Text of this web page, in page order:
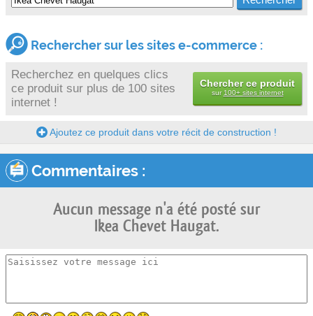
Rechercher sur les sites e-commerce :
Recherchez en quelques clics
ce produit sur plus de 100 sites
internet !
Chercher ce produit
sur 100+ sites internet
Ajoutez ce produit dans votre récit de construction !
Commentaires :
Aucun message n'a été posté sur
Ikea Chevet Haugat.